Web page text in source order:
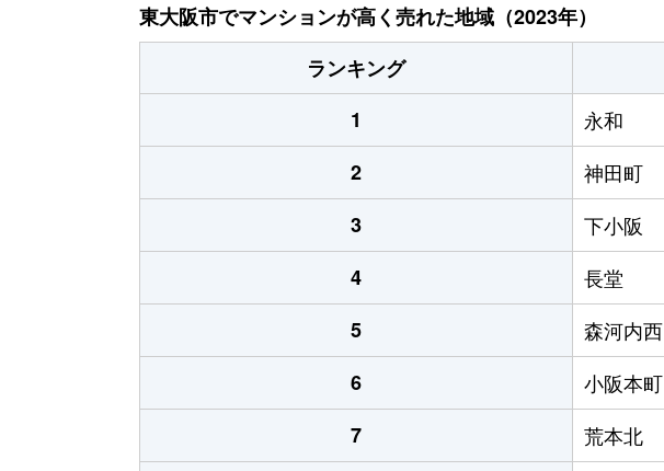
東大阪市でマンションが高く売れた地域（2023年）
ランキング
1
永和
2
神田町
3
下小阪
4
長堂
5
森河内西
6
小阪本町
7
荒本北